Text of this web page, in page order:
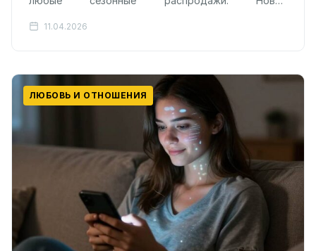
Behavior в 2025 году, выявило пугающую…
11.04.2026
ЛЮБОВЬ И ОТНОШЕНИЯ